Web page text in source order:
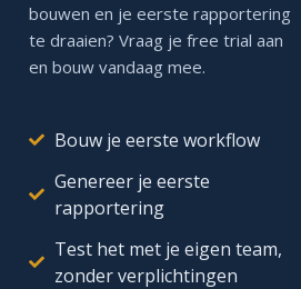
de doorslag gaf om voor
document
bouwen en je eerste rapportering
te draaien? Vraag je free trial aan
en bouw vandaag mee.
Bouw je eerste workflow
Genereer je eerste
rapportering
Test het met je eigen team,
zonder verplichtingen